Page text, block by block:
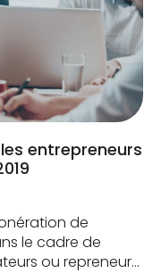
les entrepreneurs
de
le cadre de
ou repreneurs